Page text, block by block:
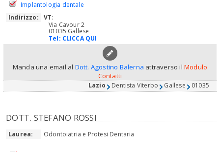
Implantologia dentale
Indirizzo:
VT:
Via Cavour 2
01035 Gallese
Tel: CLICCA QUI
Manda una email al Dott. Agostino Balerna attraverso il Modulo
Contatti
Lazio Dentista Viterbo Gallese 01035
DOTT. STEFANO ROSSI
Laurea: Odontoiatria e Protesi Dentaria